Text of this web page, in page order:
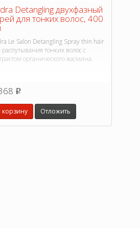
Detangling двухфазный
для тонких волос, 400
Le Salon Detangling Spray thin hair
распутывания тонких волос с
органического жасмина.
p
корзину Отложить